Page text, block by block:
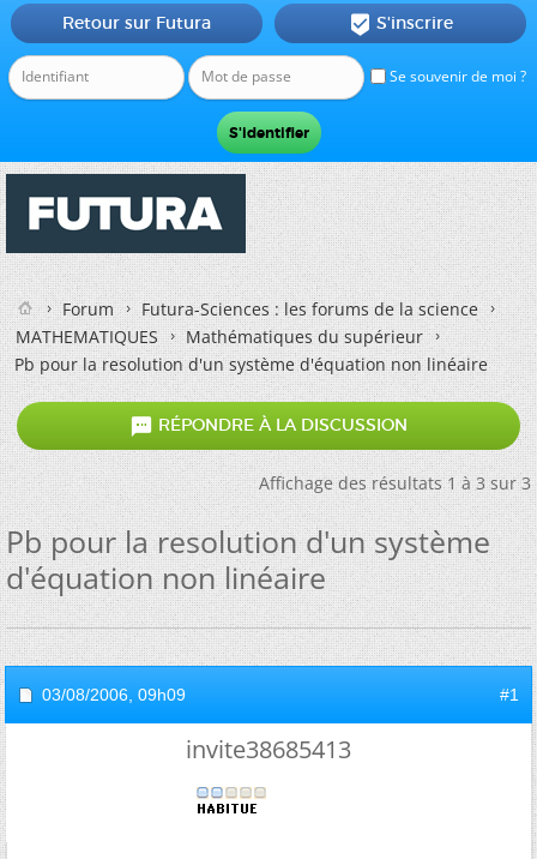
Se souvenir de moi ?
Retour sur Futura  S'inscrire
Forum
Futura-Sciences : les forums de la science
MATHEMATIQUES
Mathématiques du supérieur
Pb pour la resolution d'un système d'équation non linéaire
 RÉPONDRE À LA DISCUSSION
Affichage des résultats 1 à 3 sur 3
Pb pour la resolution d'un système
d'équation non linéaire
03/08/2006, 09h09 #1
invite38685413